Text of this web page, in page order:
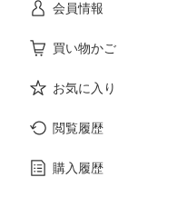
本・雑誌・コミック
会員情報
買い物かご
お気に入り
閲覧履歴
購入履歴